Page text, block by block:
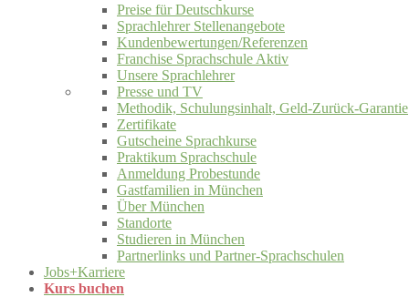
Preise für Deutschkurse
Sprachlehrer Stellenangebote
Kundenbewertungen/Referenzen
Franchise Sprachschule Aktiv
Unsere Sprachlehrer
Presse und TV
Methodik, Schulungsinhalt, Geld-Zurück-Garantie
Zertifikate
Gutscheine Sprachkurse
Praktikum Sprachschule
Anmeldung Probestunde
Gastfamilien in München
Über München
Standorte
Studieren in München
Partnerlinks und Partner-Sprachschulen
Jobs+Karriere
Kurs buchen